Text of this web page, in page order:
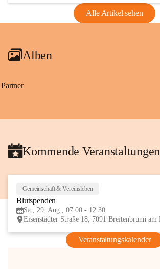
Alle Artikel sehen
Alben
Partner
Kommende Veranstaltungen
Gemeinschaft & Vereinsleben
Blutspenden
Sa., 29. Aug., 07:00 - 12:30
Veranstaltungskalender